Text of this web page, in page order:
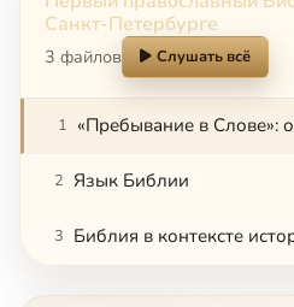
Санкт-Петербурге
3 файлов Слушать всё
1
2 Язык Библии
3